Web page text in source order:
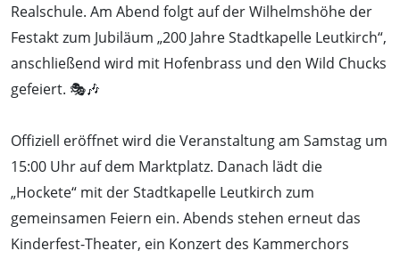
Realschule. Am Abend folgt auf der Wilhelmshöhe der
Festakt zum Jubiläum „200 Jahre Stadtkapelle Leutkirch“,
anschließend wird mit Hofenbrass und den Wild Chucks
gefeiert. 🎭🎶
Offiziell eröffnet wird die Veranstaltung am Samstag um
15:00 Uhr auf dem Marktplatz. Danach lädt die
„Hockete“ mit der Stadtkapelle Leutkirch zum
gemeinsamen Feiern ein. Abends stehen erneut das
Kinderfest-Theater, ein Konzert des Kammerchors